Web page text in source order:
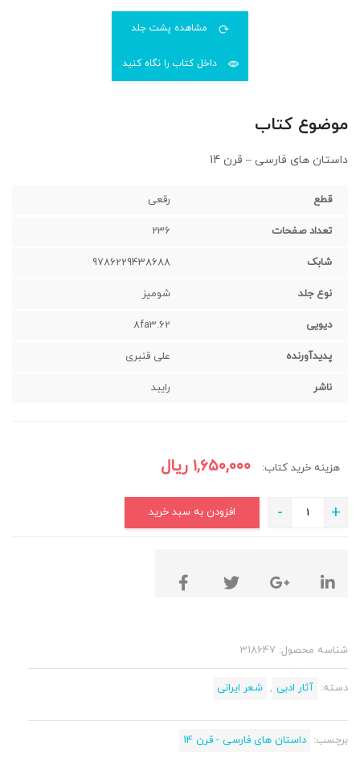
مشاهده پشت جلد
داخل کتاب را نگاه کنید
موضوع کتاب
داستان های فارسی – قرن 14
قطع رقعی‌
تعداد صفحات 236
شابک 9786229438688
نوع جلد شومیز
دیویی 8fa3.62
پدیدآورنده علی قنبری
ناشر رایبد
هزینه خرید کتاب: ۱,۶۵۰,۰۰۰ ریال
+
- افزودن به سبد خرید
شناسه محصول: 318647
دسته: آثار ادبی , شعر ایرانی
برچسب: داستان های فارسی - قرن 14